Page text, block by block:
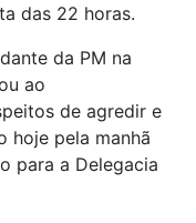
das 22 horas.
da PM na
ao
de agredir e
hoje pela manhã
para a Delegacia